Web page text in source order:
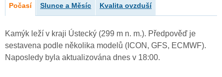
Počasí Slunce a Měsíc Kvalita ovzduší
Kamýk leží v kraji Ústecký (299 m n. m.). Předpověď je
sestavena podle několika modelů (ICON, GFS, ECMWF).
Naposledy byla aktualizována dnes v 18:00.